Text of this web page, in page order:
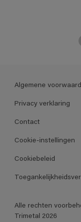
Algemene
Privacy verklaring
Contact
Cookie-instellingen
Cookiebeleid
Alle rechten
Trimetal 2026